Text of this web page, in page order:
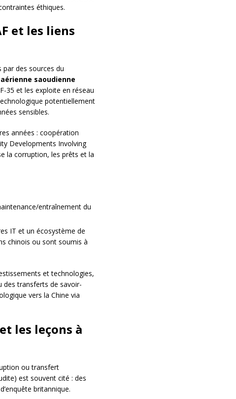
éthiques.
et les liens
des sources du
saoudienne
35 et les exploite en réseau
potentiellement
sensibles.
années : coopération
Developments Involving
la corruption, les prêts et la
entraînement du
IT et un écosystème de
chinois ou sont soumis à
et technologies,
des transferts de savoir-
vers la Chine via
les leçons à
ou transfert
est souvent cité : des
britannique.